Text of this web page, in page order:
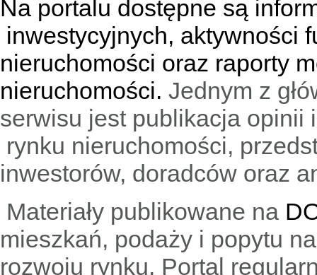
Na portalu dostępne są
inwestycyjnych, aktywności
nieruchomości oraz raporty
nieruchomości. Jednym z
serwisu jest publikacja
rynku nieruchomości,
inwestorów, doradców oraz
Materiały publikowane na
mieszkań, podaży i popytu
rozwoju rynku. Portal